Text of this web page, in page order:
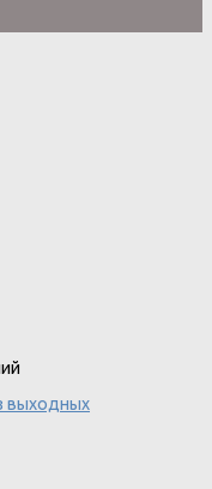
выходных